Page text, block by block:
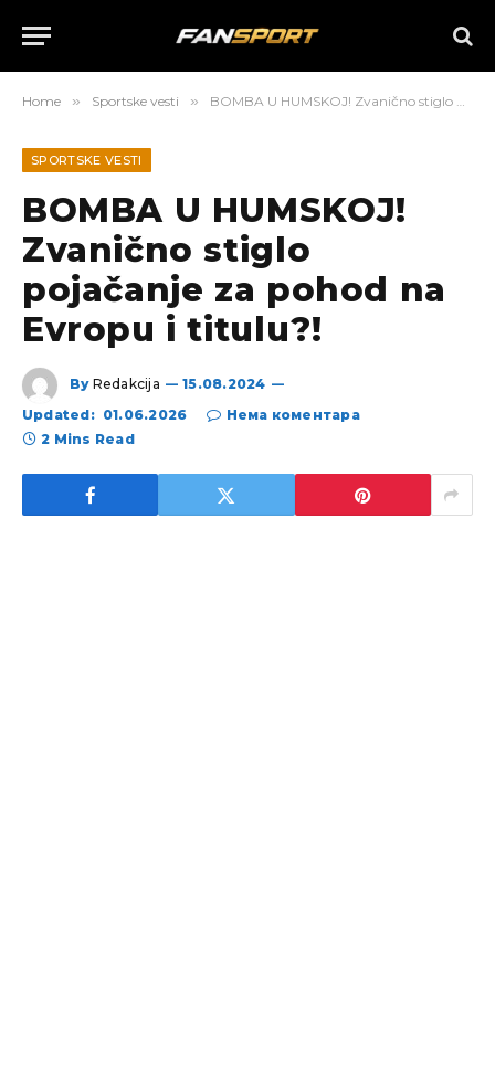
Home » Sportske vesti » BOMBA U HUMSKOJ! Zvanično stiglo pojačanje za pohod na Evropu i titulu?!
SPORTSKE VESTI
BOMBA U HUMSKOJ!
Zvanično stiglo
pojačanje za pohod na
Evropu i titulu?!
By Redakcija
15.08.2024
Updated: 01.06.2026
Нема коментара
2 Mins Read